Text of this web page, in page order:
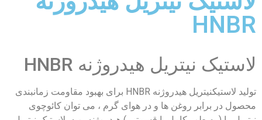
HNBR
لاستیک نیتریل هیدروژنه HNBR
تولید لاستیکنیتریل هیدروژنه HNBR برای بهبود مقاومت زمانبندی
محصول در برابر روغن ها و در هوای گرم ، می توان کائوچوی